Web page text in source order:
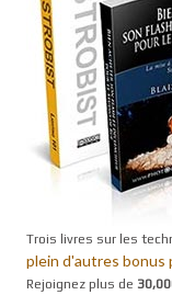
Trois livres sur les
plein d'autres bonus
Rejoignez plus de